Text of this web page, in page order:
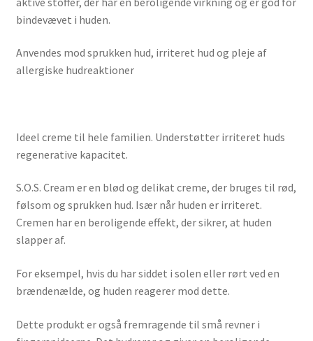
bindevævet i huden.
Anvendes mod sprukken hud, irriteret hud og pleje af
allergiske hudreaktioner
Ideel creme til hele familien. Understøtter irriteret huds
regenerative kapacitet.
S.O.S. Cream er en blød og delikat creme, der bruges til rød,
følsom og sprukken hud. Især når huden er irriteret.
Cremen har en beroligende effekt, der sikrer, at huden
slapper af.
For eksempel, hvis du har siddet i solen eller rørt ved en
brændenælde, og huden reagerer mod dette.
Dette produkt er også fremragende til små revner i